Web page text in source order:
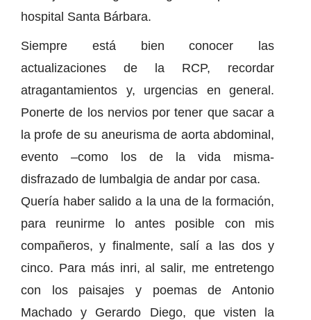
hospital Santa Bárbara.
Siempre está bien conocer las
actualizaciones de la RCP, recordar
atragantamientos y, urgencias en general.
Ponerte de los nervios por tener que sacar a
la profe de su aneurisma de aorta abdominal,
evento –como los de la vida misma-
disfrazado de lumbalgia de andar por casa.
Quería haber salido a la una de la formación,
para reunirme lo antes posible con mis
compañeros, y finalmente, salí a las dos y
cinco. Para más inri, al salir, me entretengo
con los paisajes y poemas de Antonio
Machado y Gerardo Diego, que visten la